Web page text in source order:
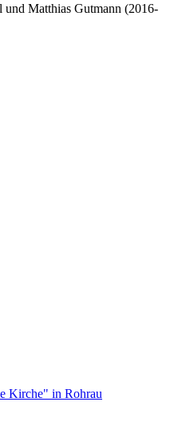
Matthias Gutmann (2016-
Kirche" in Rohrau